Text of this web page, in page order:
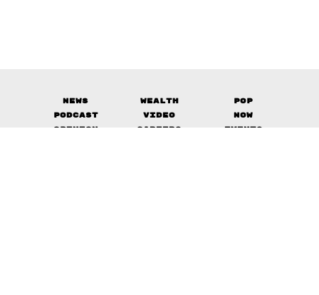
News Wealth
Pop
Podcast
Video
Now
Opinion
Careers
Events